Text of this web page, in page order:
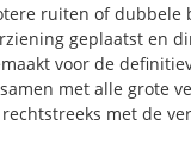
ruiten of dubbele
geplaatst en
voor de
met alle grote
met de